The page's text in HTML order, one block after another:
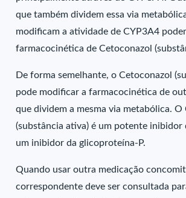
que também dividem essa via
modificam a atividade de CYP3A4
farmacocinética de Cetoconazol
De forma semelhante, o Cetoconazol
pode modificar a farmacocinética de
que dividem a mesma via metabólica. O
(substância ativa) é um potente inibidor
um inibidor da glicoproteína-P.
Quando usar outra medicação
correspondente deve ser consultada